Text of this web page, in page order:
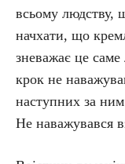
всьому людству,
начхати, що
зневажає це
крок не
наступних за
Не наважувався